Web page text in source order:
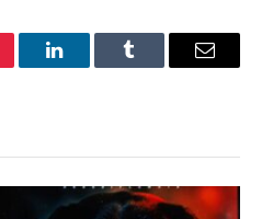
LinkedInTumblr Email